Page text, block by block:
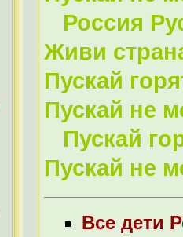
Россия
Живи
Пускай
Пускай не
Пускай
Пускай не
Все дети